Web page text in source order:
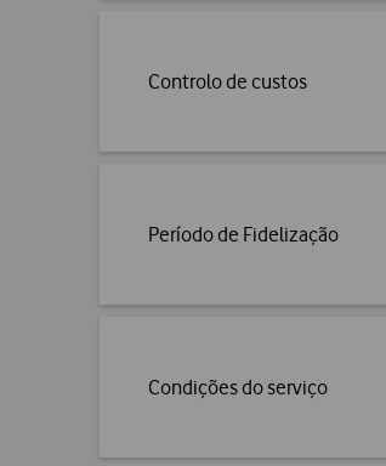
Controlo de custos
Período de Fidelização
Condições do serviço